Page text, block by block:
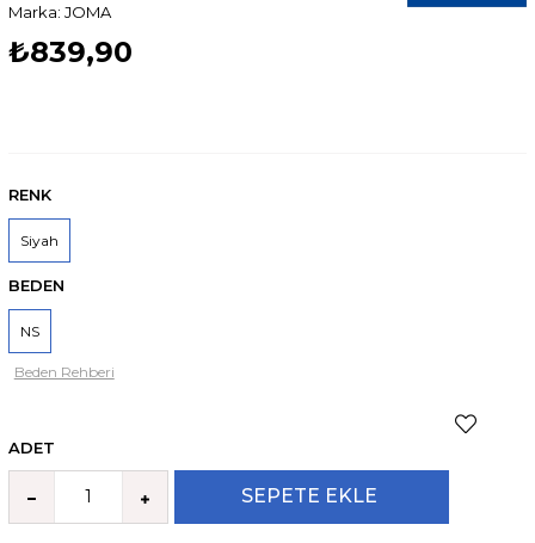
JOMA
₺839,90
RENK
Siyah
BEDEN
NS
Beden Rehberi
ADET